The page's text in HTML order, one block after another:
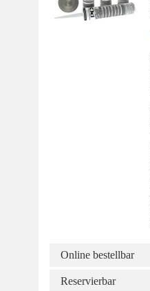
Online bestellbar
Reservierbar